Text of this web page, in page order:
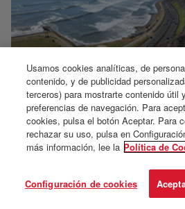
Nuevo Aeropuerto Int.
Ver mapa interactivo
Cómo hacer la conexión
Accesibilidad
Usamos cookies analíticas, de
contenido, y de publicidad
terceros) para mostrarte contenido útil
preferencias de navegación. Para
cookies, pulsa el botón Aceptar. Para
rechazar su uso, pulsa en
más información, lee la Política de
Configuración de cookies